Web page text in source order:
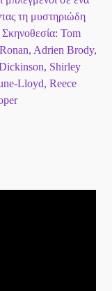
τη μυστηριώδη
Σκηνοθεσία: Tom
Adrien Brody,
Shirley
Lloyd, Reece